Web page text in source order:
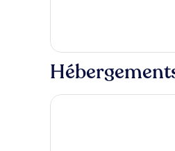
bedroom
separate
room
bedroom
Lulu Guldsmeden Hotel